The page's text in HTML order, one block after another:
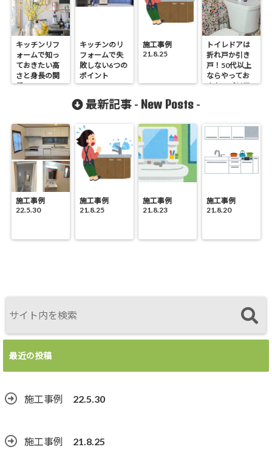
キッチンリフ
ォームで知っ
ておきたい高
さと身長の関
係
キッチンのリ
フォームで失
敗しない6つの
ポイント
施工事例
21.8.25
トイレドアは
折れ戸か引き
戸！50代以上
ならやってお
きたいバリア
最新記事 - New Posts -
施工事例
22.5.30
施工事例
21.8.25
施工事例
21.8.23
施工事例
21.8.20
最近の投稿
施工事例 22.5.30
施工事例 21.8.25